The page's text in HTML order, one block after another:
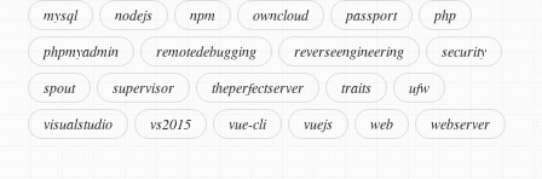
mysql
nodejs npm owncloud passport
php
phpmyadmin
remotedebugging reverseengineering
security
spout
supervisor theperfectserver traits
ufw
visualstudio
vs2015 vue-cli vuejs web webserver